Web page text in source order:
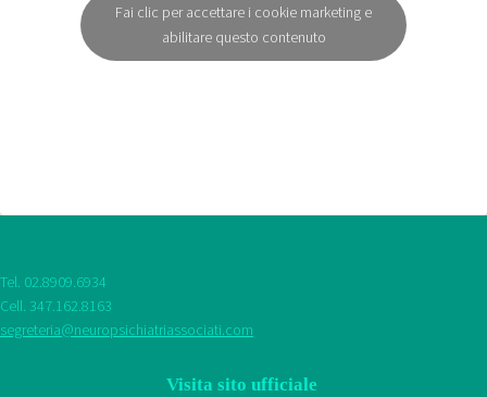
Fai clic per accettare i cookie marketing e
abilitare questo contenuto
Tel. 02.8909.6934
Cell. 347.162.8163
segreteria@neuropsichiatriassociati.com
Visita sito ufficiale